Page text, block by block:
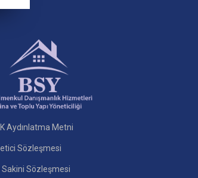
Aydınlatma Metni
Sözleşmesi
Sakini Sözleşmesi